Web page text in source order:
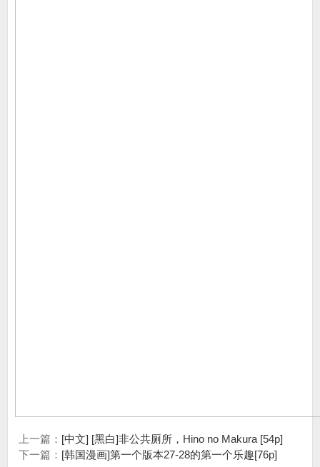
上一篇： [中文] [黑白]非公共厕所，Hino no Makura [54p]
下一篇： [韩国漫画]第一个版本27-28的第一个乐趣[76p]